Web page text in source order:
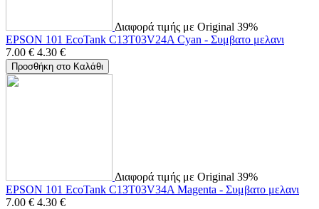
Διαφορά τιμής με Original 39%
EPSON 101 EcoTank C13T03V24A Cyan - Συμβατο μελανι
7.00 € 4.30 €
Προσθήκη στο Καλάθι
Διαφορά τιμής με Original 39%
EPSON 101 EcoTank C13T03V34A Magenta - Συμβατο μελανι
7.00 € 4.30 €